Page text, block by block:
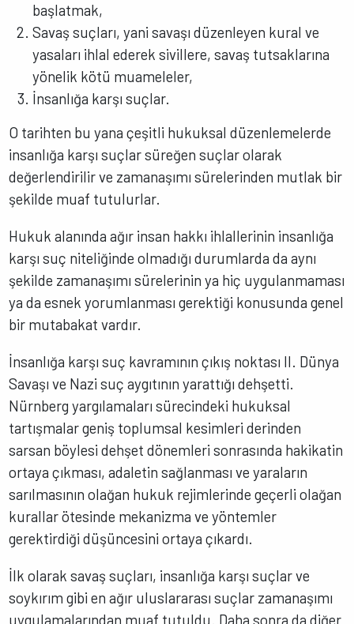
başlatmak,
Savaş suçları, yani savaşı düzenleyen kural ve
yasaları ihlal ederek sivillere, savaş tutsaklarına
yönelik kötü muameleler,
İnsanlığa karşı suçlar.
O tarihten bu yana çeşitli hukuksal düzenlemelerde
insanlığa karşı suçlar süreğen suçlar olarak
değerlendirilir ve zamanaşımı sürelerinden mutlak bir
şekilde muaf tutulurlar.
Hukuk alanında ağır insan hakkı ihlallerinin insanlığa
karşı suç niteliğinde olmadığı durumlarda da aynı
şekilde zamanaşımı sürelerinin ya hiç uygulanmaması
ya da esnek yorumlanması gerektiği konusunda genel
bir mutabakat vardır.
İnsanlığa karşı suç kavramının çıkış noktası II. Dünya
Savaşı ve Nazi suç aygıtının yarattığı dehşetti.
Nürnberg yargılamaları sürecindeki hukuksal
tartışmalar geniş toplumsal kesimleri derinden
sarsan böylesi dehşet dönemleri sonrasında hakikatin
ortaya çıkması, adaletin sağlanması ve yaraların
sarılmasının olağan hukuk rejimlerinde geçerli olağan
kurallar ötesinde mekanizma ve yöntemler
gerektirdiği düşüncesini ortaya çıkardı.
İlk olarak savaş suçları, insanlığa karşı suçlar ve
soykırım gibi en ağır uluslararası suçlar zamanaşımı
uygulamalarından muaf tutuldu. Daha sonra da diğer